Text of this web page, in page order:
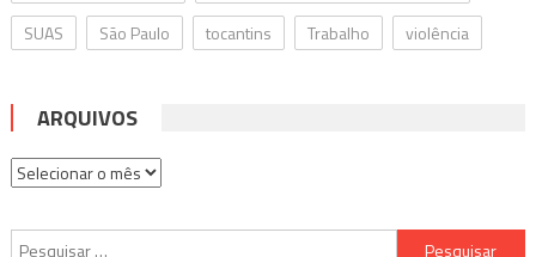
SUAS
São Paulo tocantins Trabalho violência
ARQUIVOS
Arquivos
Pesquisar